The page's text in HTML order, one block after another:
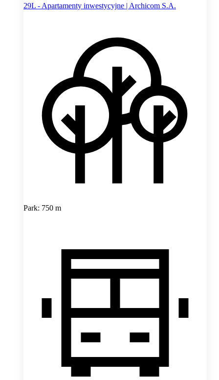
29L - Apartamenty inwestycyjne | Archicom S.A.
Park: 750 m